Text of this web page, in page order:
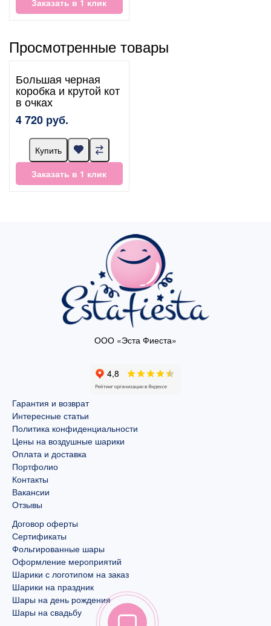
Просмотренные товары
Большая черная
коробка и крутой кот
в очках
4 720 руб.
Купить
Заказать в 1 клик
ООО «Эста Фиеста»
Гарантия и возврат
Интересные статьи
Политика конфиденциальности
Цены на воздушные шарики
Оплата и доставка
Портфолио
Контакты
Вакансии
Отзывы
Договор оферты
Сертификаты
Фольгированные шары
Оформление мероприятий
Шарики с логотипом на заказ
Шарики на праздник
Шары на день рождения
Шары на свадьбу